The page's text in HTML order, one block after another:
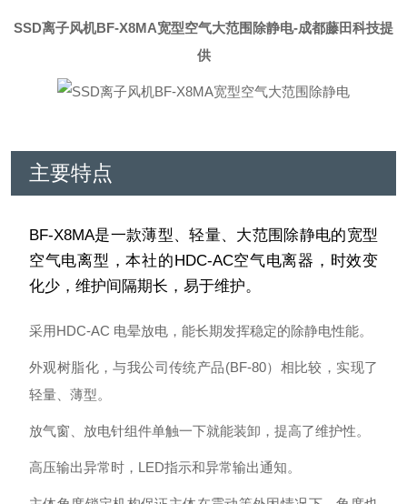
SSD离子风机BF-X8MA宽型空气大范围除静电-成都藤田科技提
供
主要特点
BF-X8MA是一款薄型、轻量、大范围除静电的宽型
空气电离型，本社的HDC-AC空气电离器，时效变
化少，维护间隔期长，易于维护。
采用HDC-AC 电晕放电，能长期发挥稳定的除静电性能。
外观树脂化，与我公司传统产品(BF-80）相比较，实现了
轻量、薄型。
放气窗、放电针组件单触一下就能装卸，提高了维护性。
高压输出异常时，LED指示和异常输出通知。